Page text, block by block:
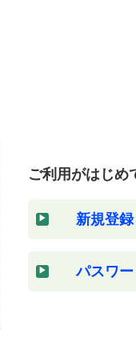
ご利用がはじめ
新規登録
パスワ